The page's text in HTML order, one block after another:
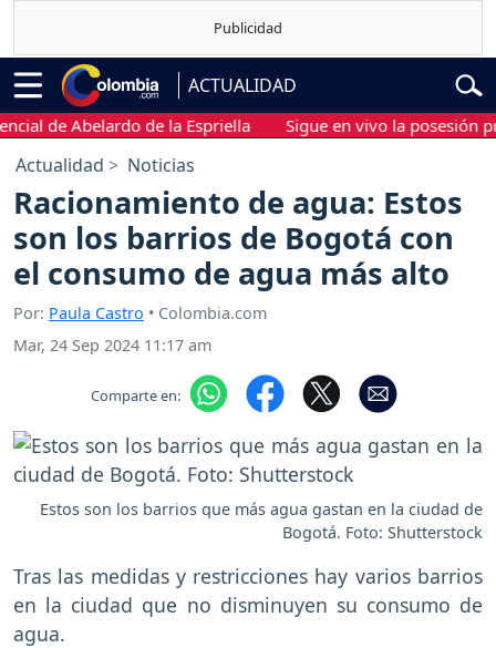
ACTUALIDAD
de Abelardo de la Espriella Sigue en vivo la posesión
Actualidad Noticias
Racionamiento de agua: Estos
son los barrios de Bogotá con
el consumo de agua más alto
Por: Paula Castro • Colombia.com
Mar, 24 Sep 2024 11:17 am
Comparte en:
Estos son los barrios que más agua gastan en la ciudad de
Bogotá. Foto: Shutterstock
Tras las medidas y restricciones hay varios barrios
en la ciudad que no disminuyen su consumo de
agua.